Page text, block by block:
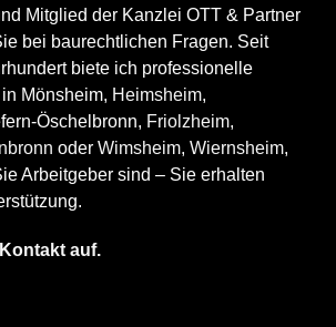
Mitglied der Kanzlei OTT & Partner
bei baurechtlichen Fragen. Seit
biete ich professionelle
Mönsheim, Heimsheim,
Öschelbronn, Friolzheim,
oder Wimsheim, Wiernsheim,
Arbeitgeber sind – Sie erhalten
auf.